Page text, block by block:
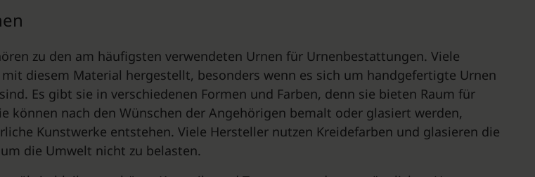
zu den am häufigsten verwendeten Urnen für Urnenbestattungen. Viele
diesem Material hergestellt, besonders wenn es sich um handgefertigte Urnen
Es gibt sie in verschiedenen Formen und Farben, denn sie bieten Raum für
können nach den Wünschen der Angehörigen bemalt oder glasiert werden,
Kunstwerke entstehen. Viele Hersteller nutzen Kreidefarben und glasieren die
die Umwelt nicht zu belasten.